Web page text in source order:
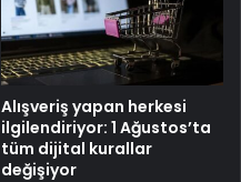
Alışveriş yapan herkesi
ilgilendiriyor: 1 Ağustos’ta
tüm dijital kurallar
değişiyor